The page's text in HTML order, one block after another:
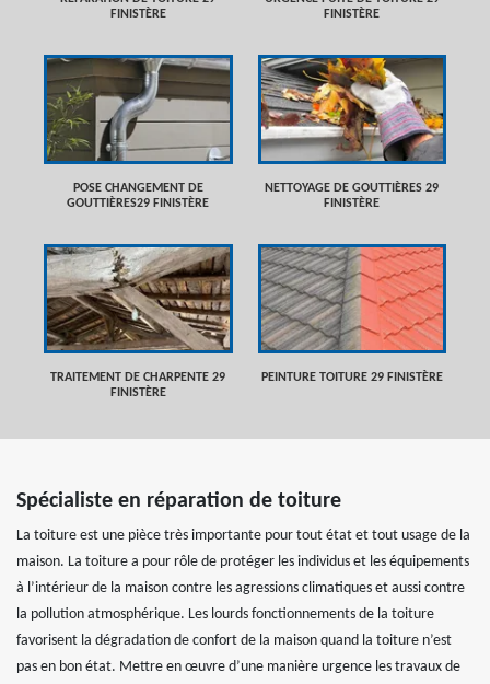
FINISTÈRE
FINISTÈRE
POSE CHANGEMENT DE
GOUTTIÈRES29 FINISTÈRE
NETTOYAGE DE GOUTTIÈRES 29
FINISTÈRE
TRAITEMENT DE CHARPENTE 29
FINISTÈRE
PEINTURE TOITURE 29 FINISTÈRE
Spécialiste en réparation de toiture
La toiture est une pièce très importante pour tout état et tout usage de la
maison. La toiture a pour rôle de protéger les individus et les équipements
à l’intérieur de la maison contre les agressions climatiques et aussi contre
la pollution atmosphérique. Les lourds fonctionnements de la toiture
favorisent la dégradation de confort de la maison quand la toiture n’est
pas en bon état. Mettre en œuvre d’une manière urgence les travaux de